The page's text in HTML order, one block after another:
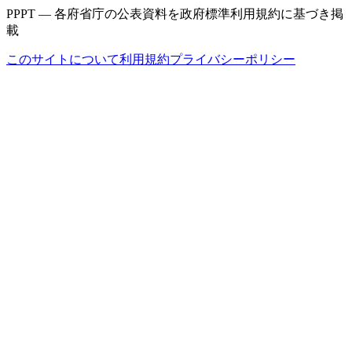
PPPT — 各府省庁の公表資料を政府標準利用規約に基づき掲
載
このサイトについて利用規約プライバシーポリシー